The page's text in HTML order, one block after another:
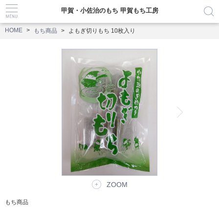
甲賀・小佐治のもち 甲賀もち工房
HOME もち商品 よもぎ切りもち 10枚入り
ZOOM
もち商品